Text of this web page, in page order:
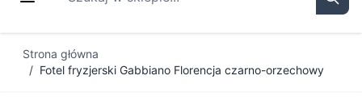
Strona główna
/ Fotel fryzjerski Gabbiano Florencja czarno-orzechowy